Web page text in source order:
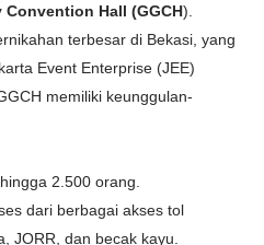
Convention Hall (GGCH).
terbesar di Bekasi, yang
Event Enterprise (JEE)
memiliki keunggulan-
2.500 orang.
dari berbagai akses tol
JORR, dan becak kayu.